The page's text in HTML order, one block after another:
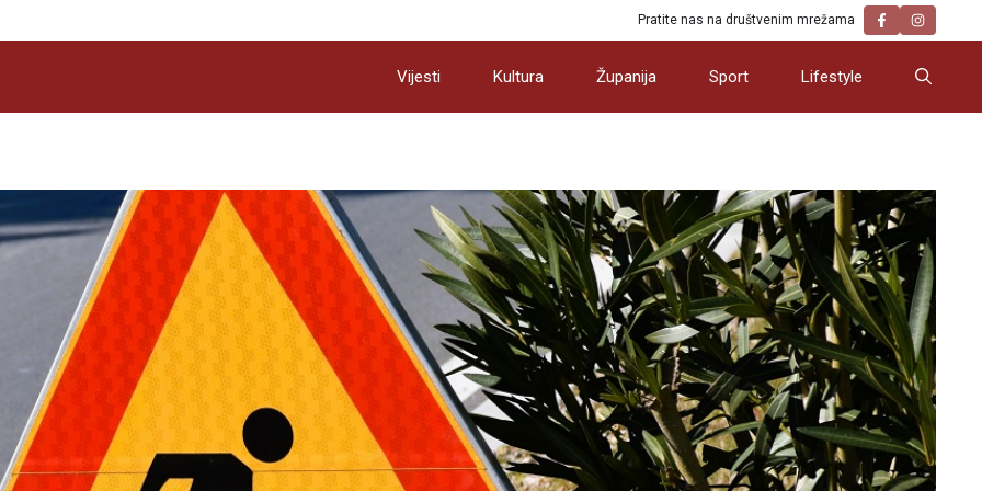
Pratite nas na društvenim mrežama
Vijesti Kultura Županija Sport Lifestyle